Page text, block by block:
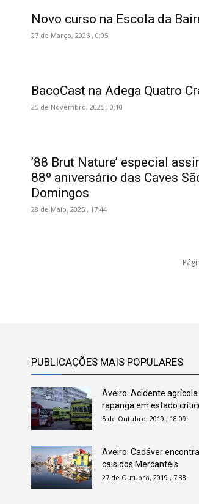
Novo curso na Escola da
27 de Março, 2026 , 0:05
BacoCast na Adega Quatro
25 de Novembro, 2025 , 0:10
’88 Brut Nature’ especial
88º aniversário das Caves
Domingos
28 de Maio, 2025 , 17:44
PUBLICAÇÕES MAIS POPULARES
Aveiro: Acidente agrícola
rapariga em estado
5 de Outubro, 2019 , 18:09
Aveiro: Cadáver
cais dos Mercantéis
27 de Outubro, 2019 , 7:38